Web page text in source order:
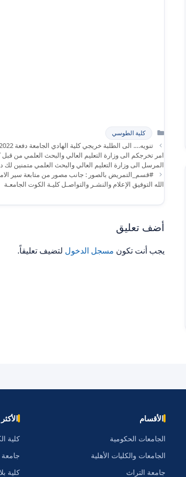
التصنيفات
كلية الطوسي
امر تخرجكم الى وزارة التعليم العالي والبحث العلمي من
المرسل الى وزارة التعليم العالي والبحث العلمي متمنين لك
الله التوفيق الإعلام والنشـر والتواصـل كليـة الكوت الجامعـة
أضف تعليق
يجب أنت تكون مسجل الدخول لتضيف تعليقاً.
الأقسام
الجامعات الحكومية
الجامعات والكليات الأهلية
جامعة التراث
كلية
جامعة
كلية